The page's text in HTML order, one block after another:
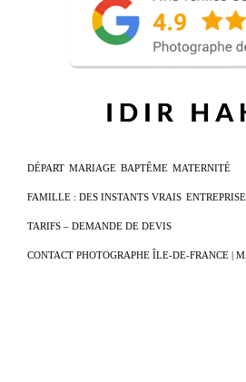
DÉPART MARIAGE BAPTÊME MATERNITÉ
FAMILLE : DES INSTANTS VRAIS ENTREPRISE
TARIFS – DEMANDE DE DEVIS
CONTACT PHOTOGRAPHE ÎLE-DE-FRANCE |